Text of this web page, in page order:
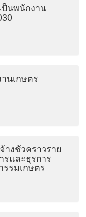
ป็นพนักงาน
นเกษตร
างชั่วคราวราย
รและธุรการ
รมเกษตร